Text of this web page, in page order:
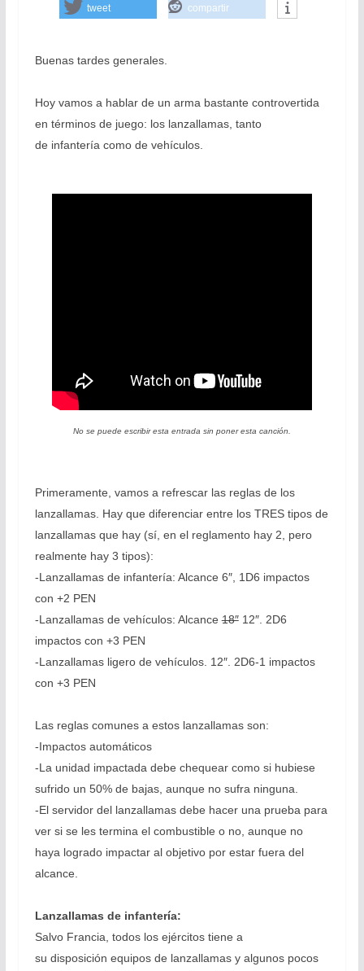
tweet compartir
Buenas tardes generales.
Hoy vamos a hablar de un arma bastante controvertida
en términos de juego: los lanzallamas, tanto
de infantería como de vehículos.
No se puede escribir esta entrada sin poner esta canción.
Primeramente, vamos a refrescar las reglas de los
lanzallamas. Hay que diferenciar entre los TRES tipos de
lanzallamas que hay (sí, en el reglamento hay 2, pero
realmente hay 3 tipos):
-Lanzallamas de infantería: Alcance 6″, 1D6 impactos
con +2 PEN
-Lanzallamas de vehículos: Alcance18″12″. 2D6
impactos con +3 PEN
-Lanzallamas ligero de vehículos. 12″. 2D6-1 impactos
con +3 PEN
Las reglas comunes a estos lanzallamas son:
-Impactos automáticos
-La unidad impactada debe chequear como si hubiese
sufrido un 50% de bajas, aunque no sufra ninguna.
-El servidor del lanzallamas debe hacer una prueba para
ver si se les termina el combustible o no, aunque no
haya logrado impactar al objetivo por estar fuera del
alcance.
Lanzallamas de infantería:
Salvo Francia, todos los ejércitos tiene a
su disposición equipos de lanzallamas y algunos pocos